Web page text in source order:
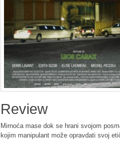
Review
Mirnoća mase dok se hrani svojom
kojim manipulant može opravdati svoj